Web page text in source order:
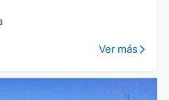
Ver más